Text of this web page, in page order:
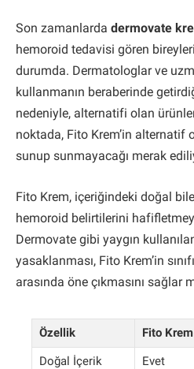
Son zamanlarda dermovate
hemoroid tedavisi gören
durumda. Dermatologlar ve
kullanmanın beraberinde
nedeniyle, alternatifi olan
noktada, Fito Krem’in alternatif
sunup sunmayacağı merak
Fito Krem, içeriğindeki doğal
hemoroid belirtilerini
Dermovate gibi yaygın
yasaklanması, Fito Krem’in
arasında öne çıkmasını sağlar
Özellik Fito Krem
Doğal İçerik
Evet